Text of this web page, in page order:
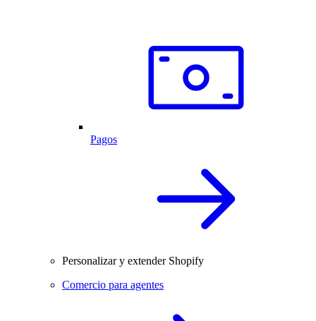
Pagos
Personalizar y extender Shopify
Comercio para agentes